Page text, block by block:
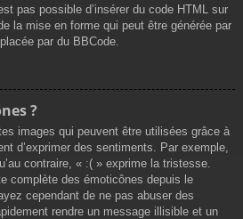
pas possible d’insérer du code HTML sur
la mise en forme qui peut être générée par
par du BBCode.
?
images qui peuvent être utilisées grâce à
d’exprimer des sentiments. Par exemple,
contraire, « :( » exprime la tristesse.
complète des émoticônes depuis le
cependant de ne pas abuser des
rendre un message illisible et un